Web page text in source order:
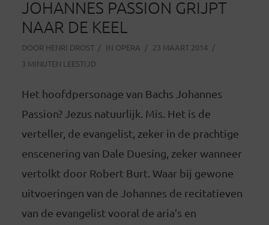
JOHANNES PASSION GRIJPT
NAAR DE KEEL
DOOR HENRI DROST IN OPERA
23 MAART 2014
3 MINUTEN LEESTIJD
Het hoofdpersonage van Bachs Johannes
Passion? Jezus natuurlijk. Mis. Het is de
verteller, de evangelist, zeker in de prachtige
enscenering van Dale Duesing, zeker wanneer
vertolkt door Robert Burt. Waar bij gewone
uitvoeringen van de Johannes de recitatieven
van de evangelist vooral de aria’s en